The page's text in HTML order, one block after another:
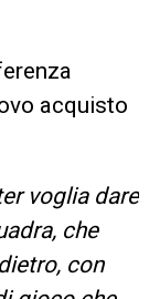
acquisto
voglia dare
che
con